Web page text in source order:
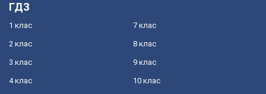
ГДЗ
1 клас
2 клас
3 клас
4 клас
7 клас
8 клас
9 клас
10 клас